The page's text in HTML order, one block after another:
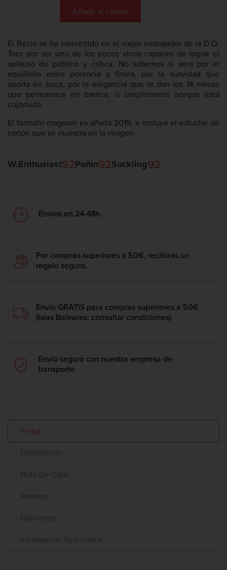
El Recio se ha convertido en el mejor embajador de la D.O.
Toro por ser uno de los pocos vinos capaces de lograr el
aplauso de público y crítica. No sabemos si será por el
equilibrio entre potencia y finura, por la suavidad que
aporta en boca, por la elegancia que le dan los 14 meses
que permanece en barrica, o simplemente porque está
cojonudo.
El formato magnum es añada 2019, e incluye el estuche de
cartón que se muestra en la imagen
W.Enthusiast92Peñin92Suckling92
Añadir al carrito
Envíos en 24-48h.
Por compras superiores a 50€, recibirás un
regalo seguro.
Envío GRATIS para compras superiores a 50€
(Islas Baleares: consultar condiciones)
Envío seguro con nuestra empresa de
transporte.
Ficha
Descripción
Nota De Cata
Premios
Opiniones
Información Nutricional